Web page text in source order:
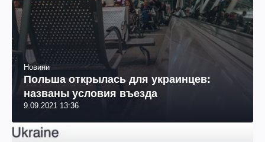
Новини
Польша открылась для украинцев:
названы условия въезда
9.09.2021 13:36